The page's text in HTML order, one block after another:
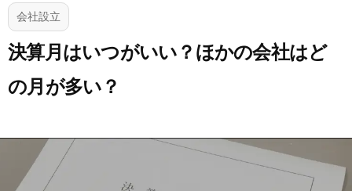
会社設立
決算月はいつがいい？ほかの会社はど
の月が多い？